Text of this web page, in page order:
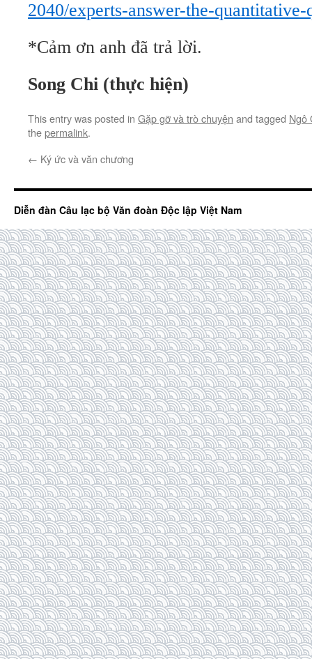
2040/experts-answer-the-quantitative-
*Cảm ơn anh đã trả lời.
Song Chi (thực hiện)
This entry was posted in Gặp gỡ và trò chuyện and tagged Ngô
thepermalink.
← Ký ức và văn chương
Diễn đàn Câu lạc bộ Văn đoàn Độc lập Việt Nam